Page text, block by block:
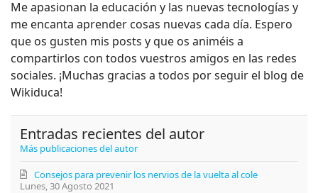
Me apasionan la educación y las nuevas tecnologías y
me encanta aprender cosas nuevas cada día. Espero
que os gusten mis posts y que os animéis a
compartirlos con todos vuestros amigos en las redes
sociales. ¡Muchas gracias a todos por seguir el blog de
Wikiduca!
Entradas recientes del autor
Más publicaciones del autor
Lunes, 30 Agosto 2021
Consejos para prevenir los nervios de la vuelta al cole